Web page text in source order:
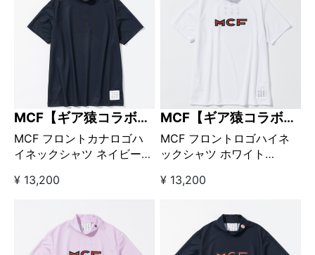
MCF【ギア猿コラボブ
ランド】
MCF フロントカナロゴハ
イネックシャツ ネイビー
¥ 13,200
MCF【ギア猿コラボブ
ランド】
MCF フロントロゴハイネ
ックシャツ ホワイト
¥ 13,200